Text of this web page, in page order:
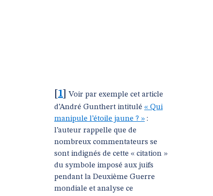
1 ]Voir par exemple cet article
d’André Gunthert intitulé « Qui
manipule l’étoile jaune ? » :
l’auteur rappelle que de
nombreux commentateurs se
sont indignés de cette « citation »
du symbole imposé aux juifs
pendant la Deuxième Guerre
mondiale et analyse ce